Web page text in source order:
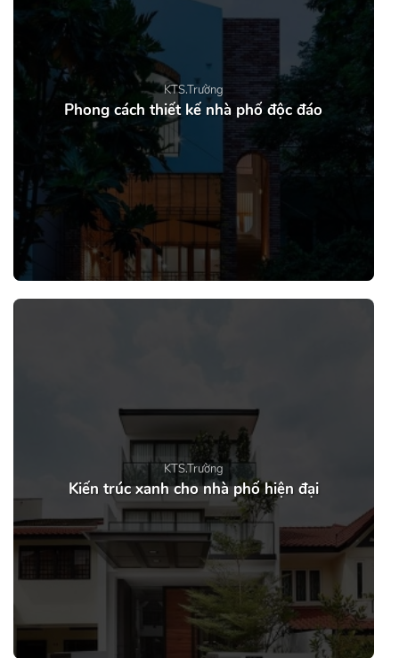
KTS.Trường
Phong cách thiết kế nhà phố độc đáo
KTS.Trường
Kiến trúc xanh cho nhà phố hiện đại